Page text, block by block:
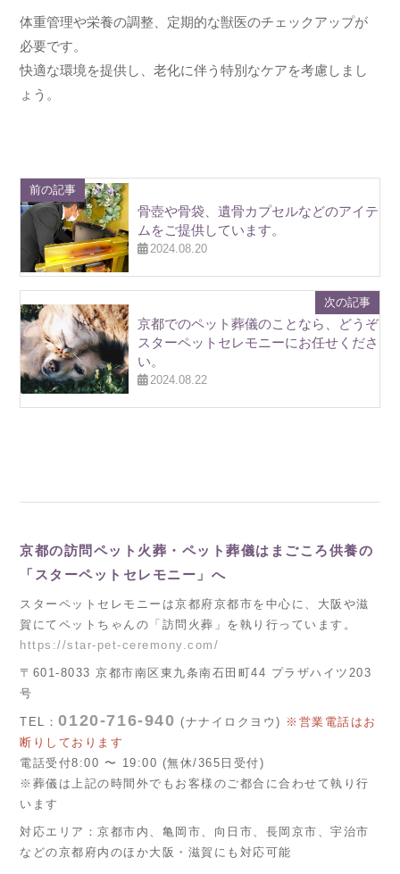
体重管理や栄養の調整、定期的な獣医のチェックアップが
必要です。
快適な環境を提供し、老化に伴う特別なケアを考慮しまし
ょう。
前の記事
骨壺や骨袋、遺骨カプセルなどのアイテ
ムをご提供しています。
2024.08.20
次の記事
京都でのペット葬儀のことなら、どうぞ
スターペットセレモニーにお任せくださ
い。
2024.08.22
京都の訪問ペット火葬・ペット葬儀はまごころ供養の
「スターペットセレモニー」へ
スターペットセレモニーは京都府京都市を中心に、大阪や滋
賀にてペットちゃんの「訪問火葬」を執り行っています。
https://star-pet-ceremony.com/
〒601-8033 京都市南区東九条南石田町44 プラザハイツ203
号
TEL：0120-716-940 (ナナイロクヨウ) ※営業電話はお
断りしております
電話受付8:00 〜 19:00 (無休/365日受付)
※葬儀は上記の時間外でもお客様のご都合に合わせて執り行
います
対応エリア：京都市内、亀岡市、向日市、長岡京市、宇治市
などの京都府内のほか大阪・滋賀にも対応可能